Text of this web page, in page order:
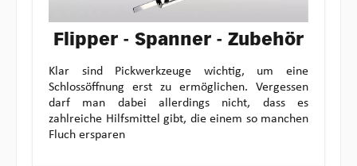
Flipper - Spanner - Zubehör
Klar sind Pickwerkzeuge wichtig, um eine
Schlossöffnung erst zu ermöglichen. Vergessen
darf man dabei allerdings nicht, dass es
zahlreiche Hilfsmittel gibt, die einem so manchen
Fluch ersparen